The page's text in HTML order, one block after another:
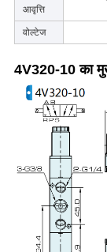
आवृत्ति
वोल्टेज
4V320-10 का